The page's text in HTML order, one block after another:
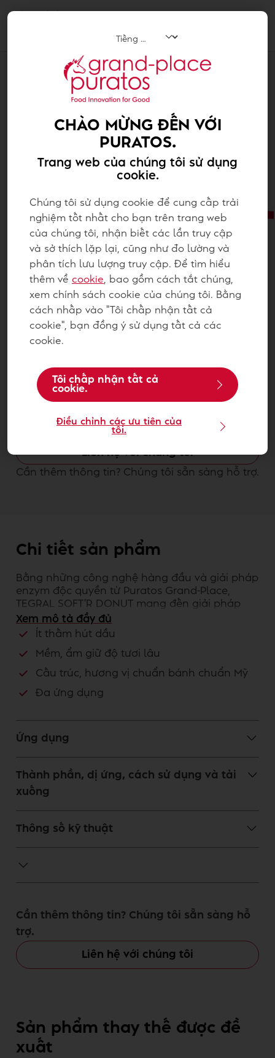
2x5kg - 4020525
Liên hệ với chúng tôi
Cần thêm thông tin? Chúng tôi sẵn sàng hỗ trợ.
Chi tiết sản phẩm
Bằng những công nghệ hàng đầu và giải pháp
enzym độc quyền từ Puratos Grand-Place,
TEGRAL SOFT’R DONUT mang đến giải pháp
tiện dụng chỉ cần thêm men và nước
Xem mô tả đầy đủ
Ít thấm hút dầu
Mềm, ẩm giữ độ tươi lâu
Cấu trúc, hương vị chuẩn bánh chuẩn Mỹ
Đa ứng dụng
Ứng dụng
Thành phần, dị ứng, cách sử dụng và tải
xuống
Thông số kỹ thuật
Cần thêm thông tin? Chúng tôi sẵn sàng hỗ
trợ.
Liên hệ với chúng tôi
Sản phẩm thay thế được đề
xuất
CHÀO MỪNG ĐẾN VỚI
PURATOS.
Trang web của chúng tôi sử dụng
cookie.
Chúng tôi sử dụng cookie để cung cấp trải
nghiệm tốt nhất cho bạn trên trang web
của chúng tôi, nhận biết các lần truy cập
và sở thích lặp lại, cũng như đo lường và
phân tích lưu lượng truy cập. Để tìm hiểu
thêm về cookie, bao gồm cách tắt chúng,
xem chính sách cookie của chúng tôi. Bằng
cách nhấp vào "Tôi chấp nhận tất cả
cookie", bạn đồng ý sử dụng tất cả các
cookie.
Tôi chấp nhận tất cả
cookie.
Điều chỉnh các ưu tiên của
tôi.